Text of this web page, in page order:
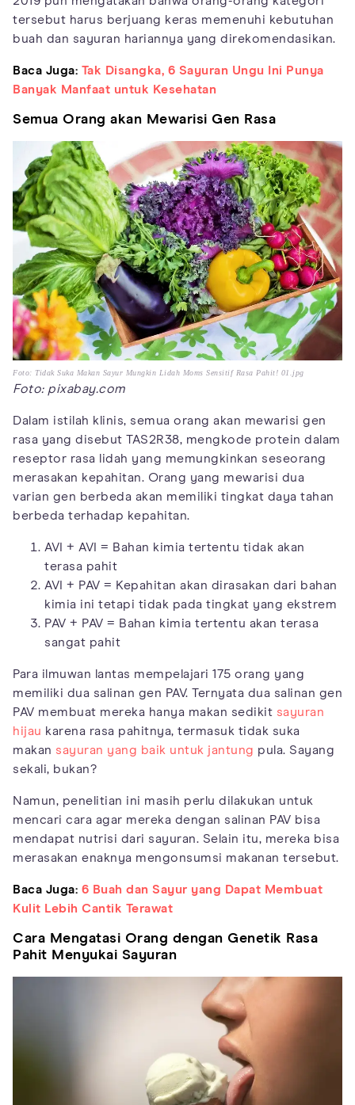
tersebut harus berjuang keras memenuhi kebutuhan
buah dan sayuran hariannya yang direkomendasikan.
Baca Juga: Tak Disangka, 6 Sayuran Ungu Ini Punya
Banyak Manfaat untuk Kesehatan
Semua Orang akan Mewarisi Gen Rasa
Foto: Tidak Suka Makan Sayur Mungkin Lidah Moms Sensitif Rasa Pahit! 01.jpg
Foto: pixabay.com
Dalam istilah klinis, semua orang akan mewarisi gen
rasa yang disebut TAS2R38, mengkode protein dalam
reseptor rasa lidah yang memungkinkan seseorang
merasakan kepahitan. Orang yang mewarisi dua
varian gen berbeda akan memiliki tingkat daya tahan
berbeda terhadap kepahitan.
AVI + AVI = Bahan kimia tertentu tidak akan
terasa pahit
AVI + PAV = Kepahitan akan dirasakan dari bahan
kimia ini tetapi tidak pada tingkat yang ekstrem
PAV + PAV = Bahan kimia tertentu akan terasa
sangat pahit
Para ilmuwan lantas mempelajari 175 orang yang
memiliki dua salinan gen PAV. Ternyata dua salinan gen
PAV membuat mereka hanya makan sedikit sayuran
hijau karena rasa pahitnya, termasuk tidak suka
makan sayuran yang baik untuk jantung pula. Sayang
sekali, bukan?
Namun, penelitian ini masih perlu dilakukan untuk
mencari cara agar mereka dengan salinan PAV bisa
mendapat nutrisi dari sayuran. Selain itu, mereka bisa
merasakan enaknya mengonsumsi makanan tersebut.
Baca Juga: 6 Buah dan Sayur yang Dapat Membuat
Kulit Lebih Cantik Terawat
Cara Mengatasi Orang dengan Genetik Rasa
Pahit Menyukai Sayuran